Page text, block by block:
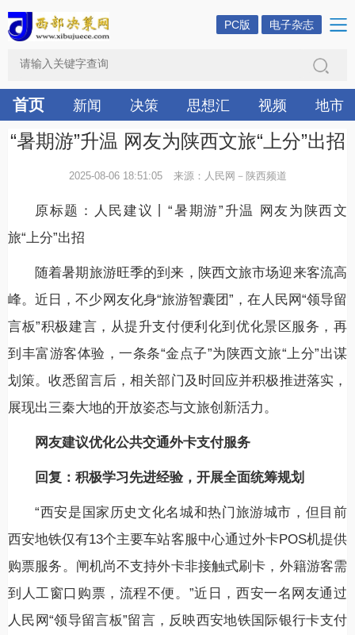
PC版 电子杂志
首页 新闻 决策 思想汇 视频 地市
“暑期游”升温 网友为陕西文旅“上分”出招
2025-08-06 18:51:05 来源：人民网－陕西频道
原标题：人民建议丨“暑期游”升温 网友为陕西文
旅“上分”出招
随着暑期旅游旺季的到来，陕西文旅市场迎来客流高
峰。近日，不少网友化身“旅游智囊团”，在人民网“领导留
言板”积极建言，从提升支付便利化到优化景区服务，再
到丰富游客体验，一条条“金点子”为陕西文旅“上分”出谋
划策。收悉留言后，相关部门及时回应并积极推进落实，
展现出三秦大地的开放姿态与文旅创新活力。
网友建议优化公共交通外卡支付服务
回复：积极学习先进经验，开展全面统筹规划
“西安是国家历史文化名城和热门旅游城市，但目前
西安地铁仅有13个主要车站客服中心通过外卡POS机提供
购票服务。闸机尚不支持外卡非接触式刷卡，外籍游客需
到人工窗口购票，流程不便。”近日，西安一名网友通过
人民网“领导留言板”留言，反映西安地铁国际银行卡支付